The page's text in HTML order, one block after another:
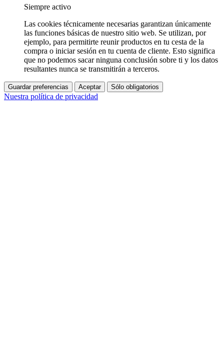
Siempre activo
Las cookies técnicamente necesarias garantizan únicamente
las funciones básicas de nuestro sitio web. Se utilizan, por
ejemplo, para permitirte reunir productos en tu cesta de la
compra o iniciar sesión en tu cuenta de cliente. Esto significa
que no podemos sacar ninguna conclusión sobre ti y los datos
resultantes nunca se transmitirán a terceros.
Guardar preferencias Aceptar Sólo obligatorios
Nuestra política de privacidad